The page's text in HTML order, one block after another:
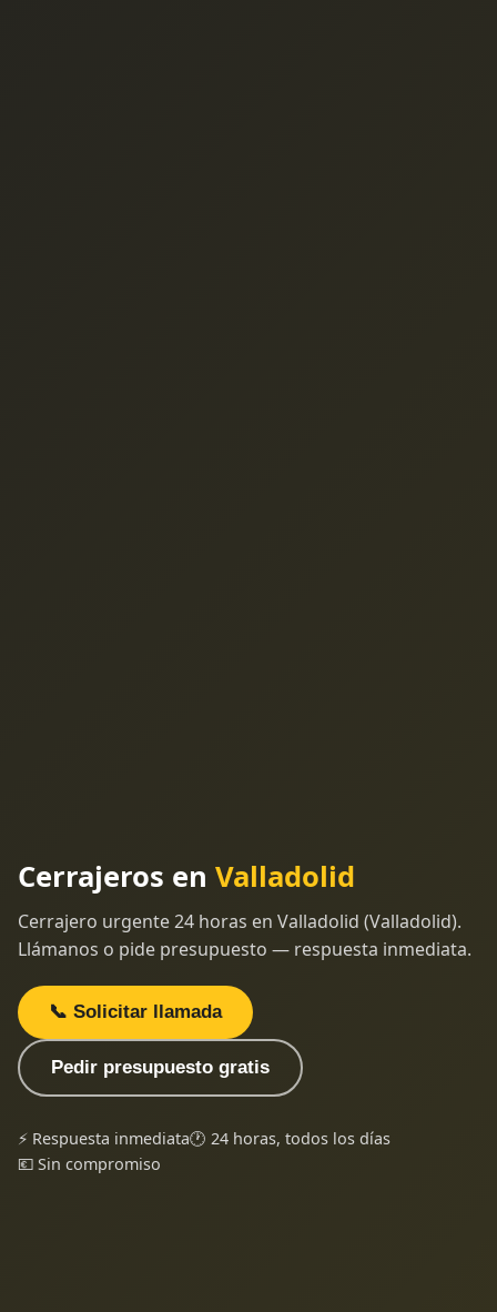
Cerrajeros en Valladolid
Cerrajero urgente 24 horas en Valladolid (Valladolid).
Llámanos o pide presupuesto — respuesta inmediata.
📞 Solicitar llamada
Pedir presupuesto gratis
⚡ Respuesta inmediata🕐 24 horas, todos los días
💶 Sin compromiso